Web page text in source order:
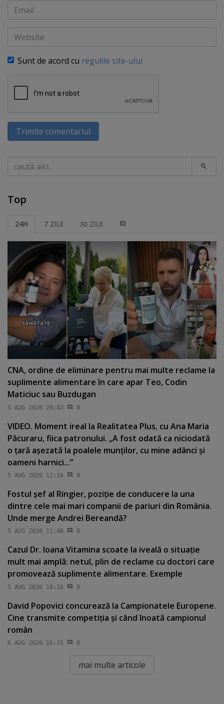
Email
Website
Sunt de acord cu regulile site-ului
Trimite comentariul
Caută
Top
24H 7 ZILE 30 ZILE
CNA, ordine de eliminare pentru mai multe reclame la
suplimente alimentare în care apar Teo, Codin
Maticiuc sau Buzdugan
5 AUG 2026 20:43 0
VIDEO. Moment ireal la Realitatea Plus, cu Ana Maria
Păcuraru, fiica patronului. „A fost odată ca niciodată
o ţară aşezată la poalele munţilor, cu mine adânci şi
oameni harnici...”
5 AUG 2026 12:16 0
Fostul şef al Ringier, poziţie de conducere la una
dintre cele mai mari companii de pariuri din România.
Unde merge Andrei Bereandă?
5 AUG 2026 11:40 0
Cazul Dr. Ioana Vitamina scoate la iveală o situaţie
mult mai amplă: netul, plin de reclame cu doctori care
promovează suplimente alimentare. Exemple
5 AUG 2026 18:16 0
David Popovici concurează la Campionatele Europene.
Cine transmite competiţia şi când înoată campionul
român
6 AUG 2026 16:31 0
mai multe articole